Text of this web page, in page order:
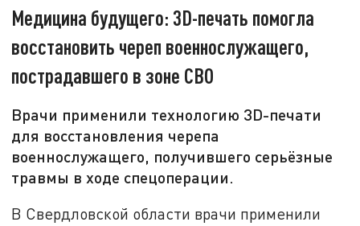
Медицина будущего: 3D-печать помогла
восстановить череп военнослужащего,
пострадавшего в зоне СВО
Врачи применили технологию 3D-печати
для восстановления черепа
военнослужащего, получившего серьёзные
травмы в ходе спецоперации.
В Свердловской области врачи применили